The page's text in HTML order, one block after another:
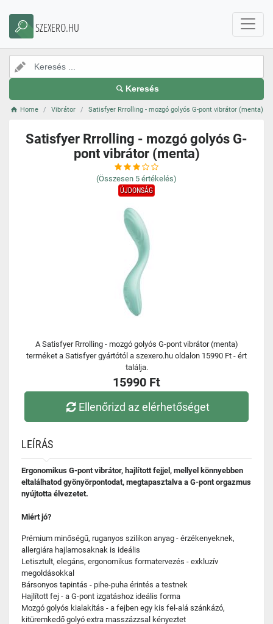
SZEXERO.HU
Keresés
Home Vibrátor Satisfyer Rrrolling - mozgó golyós G-pont vibrátor (menta)
Satisfyer Rrrolling - mozgó golyós G-
pont vibrátor (menta)
(Összesen 5 értékelés)
ÚJDONSÁG
A Satisfyer Rrrolling - mozgó golyós G-pont vibrátor (menta)
terméket a Satisfyer gyártótól a szexero.hu oldalon 15990 Ft - ért
találja.
15990 Ft
Ellenőrizd az elérhetőséget
LEÍRÁS
Ergonomikus G-pont vibrátor, hajlított fejjel, mellyel könnyebben
eltalálhatod gyönyörpontodat, megtapasztalva a G-pont orgazmus
nyújtotta élvezetet.
Miért jó?
Prémium minőségű, ruganyos szilikon anyag - érzékenyeknek,
allergiára hajlamosaknak is ideális
Letisztult, elegáns, ergonomikus formatervezés - exkluzív
megoldásokkal
Bársonyos tapintás - pihe-puha érintés a testnek
Hajlított fej - a G-pont izgatáshoz ideális forma
Mozgó golyós kialakítás - a fejben egy kis fel-alá szánkázó,
kitüremkedő golyó extra masszázzsal kényeztet